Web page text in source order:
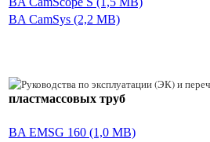
BA CamSys (2,2 MB)
пластмассовых труб
BA EMSG 160 (1,0 MB)